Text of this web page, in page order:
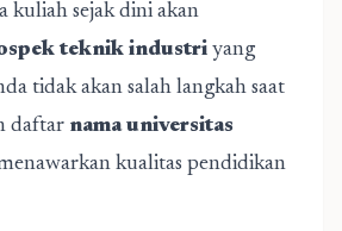
kuliah sejak dini akan
teknik industri yang
tidak akan salah langkah saat
daftar nama universitas
kualitas pendidikan